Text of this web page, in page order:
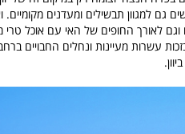
גם למגוון תבשילים ומעדנים
וגם לאורך החופים של האי עם אוכל
עשרות מעיינות ונחלים החבויים